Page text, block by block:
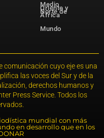
Medio
Oriente y
Norte de
África
Mundo
comunicación cuyo eje es una
las voces del Sur y de la
derechos humanos y
Press Service. Todos los
mundial con más
en desarrollo que en los